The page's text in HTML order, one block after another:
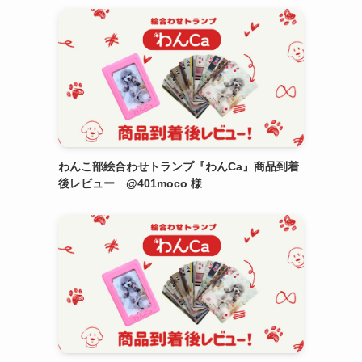
わんこ部絵合わせトランプ『わんCa』商品到着
後レビュー @401moco 様